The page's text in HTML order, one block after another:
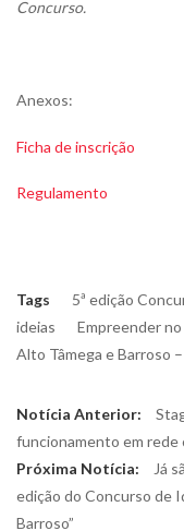
Concurso.
Anexos:
Ficha de inscrição
Regulamento
Tags 5ª edição
ideias
Empreender
Alto Tâmega e Barroso
Navegação
de
artigos
Notícia Anterior:
funcionamento em rede
Próxima Notícia:
Next
Já
edição do Concurso de
Barroso”